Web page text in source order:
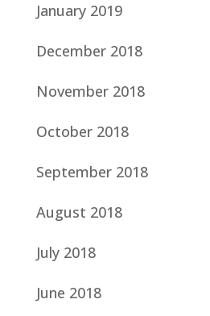
January 2019
December 2018
November 2018
October 2018
September 2018
August 2018
July 2018
June 2018